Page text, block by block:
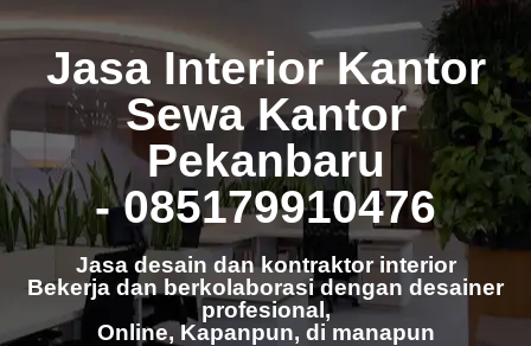
Jasa Interior Kantor
Sewa Kantor
Pekanbaru
- 085179910476
Jasa desain dan kontraktor interior
Bekerja dan berkolaborasi dengan desainer
profesional,
Online, Kapanpun, di manapun